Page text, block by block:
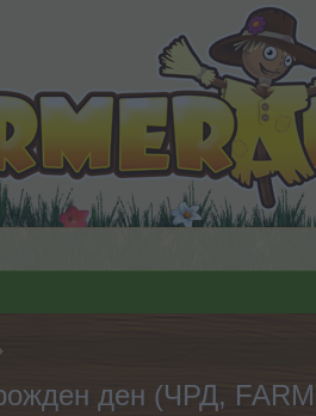
ден (ЧРД,